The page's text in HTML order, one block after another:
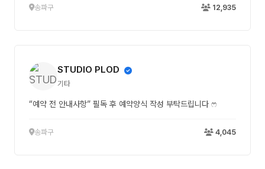
송파구 12,935
STUDIO PLOD
기타
“예약 전 안내사항” 필독 후 예약양식 작성 부탁드립니다 ෆ
송파구 4,045